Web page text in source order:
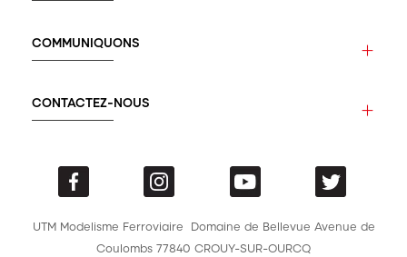
COMMUNIQUONS
CONTACTEZ-NOUS
UTM Modelisme Ferroviaire Domaine de Bellevue Avenue de
Coulombs 77840 CROUY-SUR-OURCQ